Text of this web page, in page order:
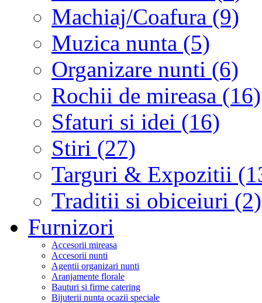
Machiaj/Coafura (9)
Muzica nunta (5)
Organizare nunti (6)
Rochii de mireasa (16)
Sfaturi si idei (16)
Stiri (27)
Targuri & Expozitii
Traditii si obiceiuri (2)
Furnizori
Accesorii mireasa
Accesorii nunti
Agentii organizari nunti
Aranjamente florale
Bauturi si firme catering
Bijuterii nunta ocazii speciale